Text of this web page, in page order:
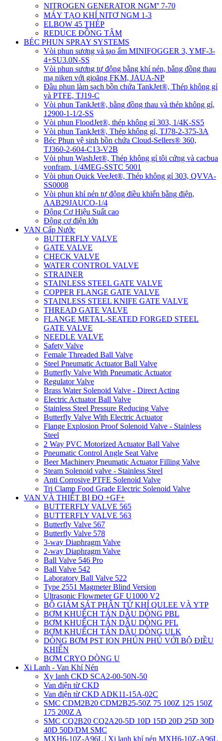
NITROGEN GENERATOR NGM⁺ 7-70
MÁY TẠO KHÍ NITƠ NGM 1-3
ELBOW 45 THÉP
REDUCE ĐỒNG TÂM
BÉC PHUN SPRAY SYSTEMS
Vòi phun sương và tạo ẩm MINIFOGGER 3, YMF-3-
4+SU3.0N-SS
Vòi phun sương tự động bằng khí nén, bằng đồng thau
mạ niken với gioăng FKM, JAUA-NP
Đầu phun làm sạch bồn chứa TankJet®, Thép không gỉ
và PTFE, TJ19-C
Vòi phun TankJet®, bằng đồng thau và thép không gỉ,
12900-1-1/2-SS
Vòi phun FloodJet®, thép không gỉ 303, 1/4K-SS5
Vòi phun TankJet®, Thép không gỉ, TJ78-2-375-3A
Béc Phun vệ sinh bồn chứa Cloud-Sellers® 360,
TJ360-2-604-C13-V2B
Vòi phun WashJet®, Thép không gỉ tôi cứng và cacbua
vonfram, 1/4MEG-SSTC 5001
Vòi phun Quick VeeJet®, Thép không gỉ 303, QVVA-
SS0008
Vòi phun khí nén tự động điều khiển bằng điện,
AAB29JAUCO-1/4
Động Cơ Hiệu Suất cao
Động cơ điện lớn
VAN Cấp Nước
BUTTERFLY VALVE
GATE VALVE
CHECK VALVE
WATER CONTROL VALVE
STRAINER
STAINLESS STEEL GATE VALVE
COPPER FLANGE GATE VALVE
STAINLESS STEEL KNIFE GATE VALVE
THREAD GATE VALVE
FLANGE METAL-SEATED FORGED STEEL
GATE VALVE
NEEDLE VALVE
Safety Valve
Female Threaded Ball Valve
Steel Pneumatic Actuator Ball Valve
Butterfly Valve With Pneumatic Actuator
Regulator Valve
Brass Water Solenoid Valve - Direct Acting
Electric Actuator Ball Valve
Stainless Steel Pressure Reducing Valve
Butterfly Valve With Electric Actuator
Flange Explosion Proof Solenoid Valve - Stainless
Steel
2 Way PVC Motorized Actuator Ball Valve
Pneumatic Control Angle Seat Valve
Beer Machinery Pneumatic Actuator Filling Valve
Steam Solenoid valve - Stainless Steel
Anti Corrosive PTFE Solenoid Valve
Tri Clamp Food Grade Electric Solenoid Valve
VAN VÀ THIẾT BỊ ĐO +GF+
BUTTERFLY VALVE 565
BUTTERFLY VALVE 563
Butterfly Valve 567
Butterfly Valve 578
3-way Diaphragm Valve
2-way Diaphragm Valve
Ball Valve 546 Pro
Ball Valve 542
Laboratory Ball Valve 522
Type 2551 Magmeter Blind Version
Ultrasonic Flowmeter GF U1000 V2
BỘ GIÁM SÁT PHÂN TỬ KHÍ QULEE VÀ YTP
BƠM KHUẾCH TÁN DẦU DÒNG PBL
BƠM KHUẾCH TÁN DẦU DÒNG PFL
BƠM KHUẾCH TÁN DẦU DÒNG ULK
DÒNG BƠM PST ION PHÚN PHỦ VỚI BỘ ĐIỀU
KHIỂN
BƠM CRYO DÒNG U
Xi Lanh - Van Khí Nén
Xy lanh CKD SCA2-00-50N-50
Van điện từ CKD
Van điện từ CKD ADK11-15A-02C
SMC CDM2B20 CDM2B25-50Z 75 100Z 125 150Z
175 200Z A
SMC CQ2B20 CQ2A20-5D 10D 15D 20D 25D 30D
40D 50D/DM SMC
MXH6-10Z-A96L | Xi lanh khí nén MXH6-10Z-A96L